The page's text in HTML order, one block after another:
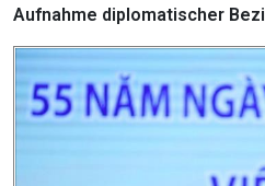
Aufnahme diplomatischer